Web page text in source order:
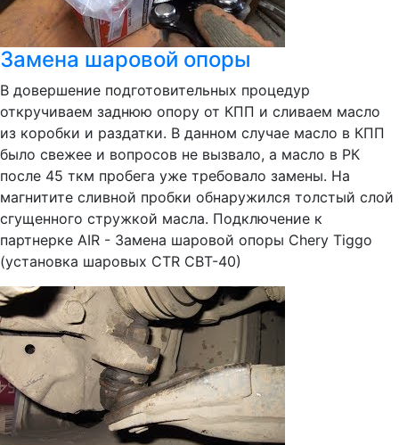
Замена шаровой опоры
В довершение подготовительных процедур
откручиваем заднюю опору от КПП и сливаем масло
из коробки и раздатки. В данном случае масло в КПП
было свежее и вопросов не вызвало, а масло в РК
после 45 ткм пробега уже требовало замены. На
магнитите сливной пробки обнаружился толстый слой
сгущенного стружкой масла. Подключение к
партнерке AIR - Замена шаровой опоры Chery Tiggo
(установка шаровых CTR CBT-40)